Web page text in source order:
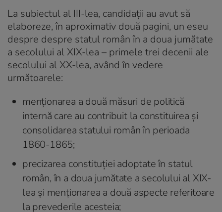
La subiectul al III-lea, candidații au avut să
elaboreze, în aproximativ două pagini, un eseu
despre despre statul român în a doua jumătate
a secolului al XIX-lea – primele trei decenii ale
secolului al XX-lea, având în vedere
următoarele:
menționarea a două măsuri de politică
internă care au contribuit la constituirea și
consolidarea statului român în perioada
1860-1865;
precizarea constituției adoptate în statul
român, în a doua jumătate a secolului al XIX-
lea și menționarea a două aspecte referitoare
la prevederile acesteia;